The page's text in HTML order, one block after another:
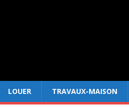
LOUER TRAVAUX-MAISON